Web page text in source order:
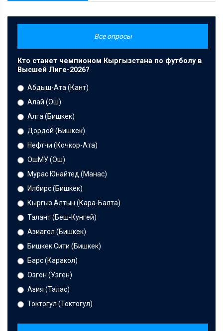
Все опросы
Кто станет чемпионом Кыргызстана по футболу в
Высшей Лиге-2026?
Абдыш-Ата (Кант)
Алай (Ош)
Алга (Бишкек)
Дордой (Бишкек)
Нефтчи (Кочкор-Ата)
ОшМУ (Ош)
Мурас Юнайтед (Манас)
Илбирс (Бишкек)
Кыргыз Алтын (Кара-Балта)
Талант (Беш-Кунгей)
Азиагол (Бишкек)
Бишкек Сити (Бишкек)
Барс (Каракол)
Озгон (Узген)
Азия (Талас)
Токтогул (Токтогул)